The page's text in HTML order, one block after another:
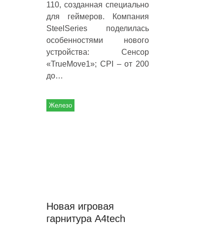
110, созданная специально
для геймеров. Компания
SteelSeries поделилась
особенностями нового
устройства: Сенсор
«TrueMove1»; CPI – от 200
до…
Железо
Новая игровая
гарнитура A4tech